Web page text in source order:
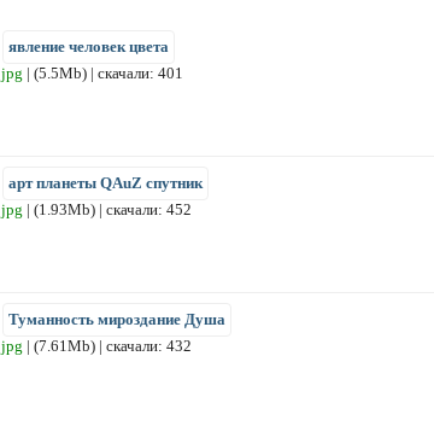
явление человек цвета
jpg | (5.5Mb) | скачали: 401
арт планеты QAuZ спутник
jpg | (1.93Mb) | скачали: 452
Туманность мироздание Душа
jpg | (7.61Mb) | скачали: 432